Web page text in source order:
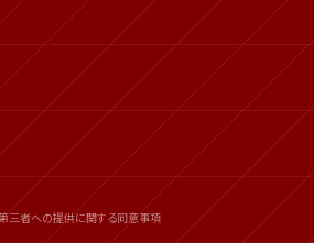
三者への提供に関する同意事項